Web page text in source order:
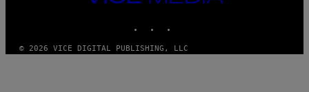
MEDIA
© 2026 VICE DIGITAL PUBLISHING, LLC